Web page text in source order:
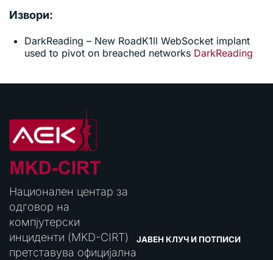
Извори:
DarkReading – New RoadK1ll WebSocket implant
used to pivot on breached networks DarkReading
Национален центар за
одговор на
компјутерски
инциденти (MKD-CIRT)
претставува официјална
ЈАВЕН КЛУЧ И ПОТПИСИ